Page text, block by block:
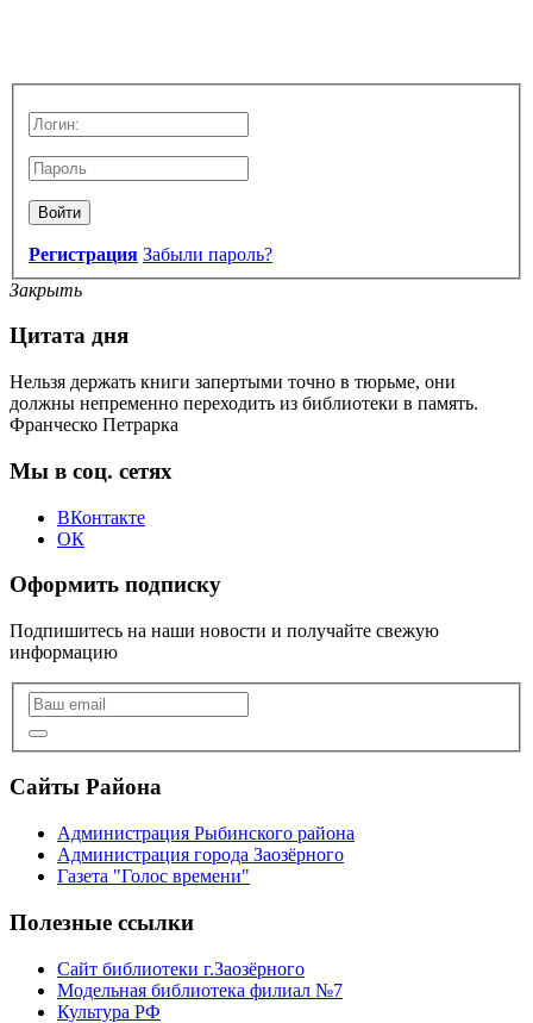
Войти
Регистрация Забыли пароль?
Закрыть
Цитата дня
Нельзя держать книги запертыми точно в тюрьме, они
должны непременно переходить из библиотеки в память.
Франческо Петрарка
Мы в соц. сетях
ВКонтакте
ОК
Оформить подписку
Подпишитесь на наши новости и получайте свежую
информацию
Сайты Района
Администрация Рыбинского района
Администрация города Заозёрного
Газета "Голос времени"
Полезные ссылки
Сайт библиотеки г.Заозёрного
Модельная библиотека филиал №7
Культура РФ